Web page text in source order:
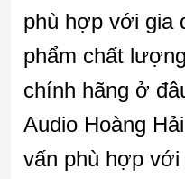
phù hợp với gia
phẩm chất
chính hãng ở
Audio Hoàng
vấn phù hợp với